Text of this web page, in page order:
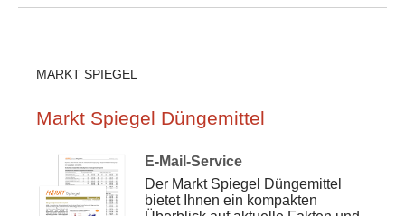
MARKT SPIEGEL
Markt Spiegel Düngemittel
E-Mail-Service
Der Markt Spiegel Düngemittel
bietet Ihnen ein kompakten